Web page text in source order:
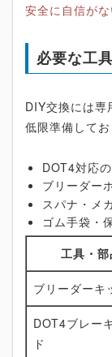
安全に自信が
必要な工
DIY交換には専
低限準備してお
DOT4対応
ブリーダー
スパナ・メ
ゴム手袋・
工具・部
ブリーダーキ
DOT4ブレー
ド